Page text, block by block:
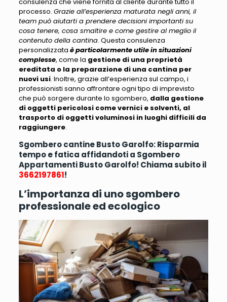
processo. Grazie all’esperienza maturata negli anni, il
team può aiutarti a prendere decisioni importanti su
cosa tenere, cosa smaltire e come gestire al meglio il
contenuto della cantina. Questa consulenza
personalizzata è particolarmente utile in situazioni
complesse, come la gestione di una proprietà
ereditata o la preparazione di una cantina per
nuovi usi. Inoltre, grazie all’esperienza sul campo, i
professionisti sanno affrontare ogni tipo di imprevisto
che può sorgere durante lo sgombero, dalla gestione
di oggetti pericolosi come vernici e solventi, al
trasporto di oggetti voluminosi in luoghi difficili da
raggiungere.
Sgombero cantine Busto Garolfo: Risparmia
tempo e fatica affidandoti a Sgombero
Appartamenti Busto Garolfo! Chiama subito il
3662197861!
L’importanza di uno sgombero
professionale ed ecologico